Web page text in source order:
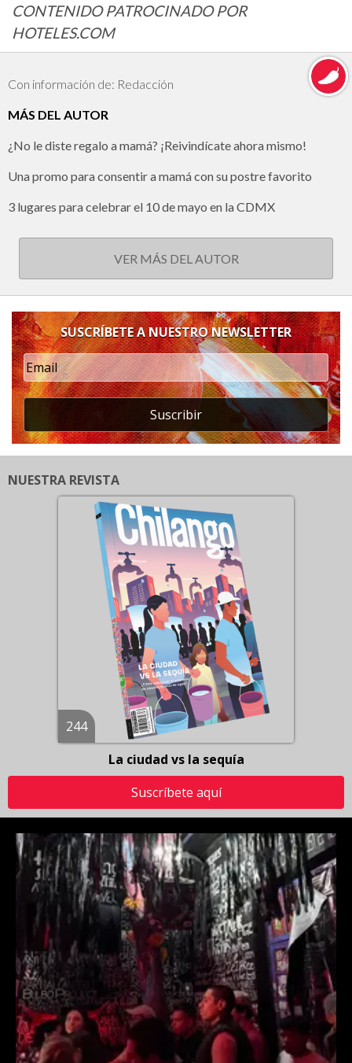
CONTENIDO PATROCINADO POR
HOTELES.COM
Con información de: Redacción
MÁS DEL AUTOR
¿No le diste regalo a mamá? ¡Reivindícate ahora mismo!
Una promo para consentir a mamá con su postre favorito
3 lugares para celebrar el 10 de mayo en la CDMX
VER MÁS DEL AUTOR
SUSCRÍBETE A NUESTRO NEWSLETTER
Suscribir
NUESTRA REVISTA
244
La ciudad vs la sequía
Suscríbete aquí